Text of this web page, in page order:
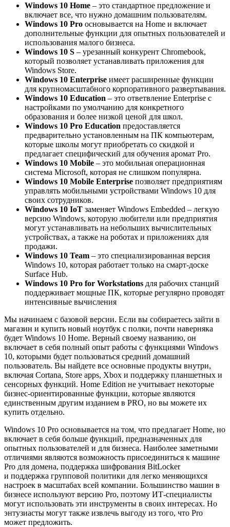
Windows 10 Home – это стандартное предложение и
включает все, что нужно домашним пользователям.
Windows 10 Pro основывается на Home и включает
дополнительные функции для опытных пользователей и
использования малого бизнеса.
Windows 10 S – урезанный конкурент Chromebook,
который позволяет устанавливать приложения для
Windows Store.
Windows 10 Enterprise имеет расширенные функции
для крупномасштабного корпоративного развертывания.
Windows 10 Education – это ответвление Enterprise с
настройками по умолчанию для конкретного
образования и более низкой ценой для школ.
Windows 10 Pro Education предоставляется
предварительно установленным на ПК компьютерам,
которые школы могут приобретать со скидкой и
предлагает специфический для обучения аромат Pro.
Windows 10 Mobile – это мобильная операционная
система Microsoft, которая не слишком популярна.
Windows 10 Mobile Enterprise позволяет предприятиям
управлять мобильными устройствами Windows 10 для
своих сотрудников.
Windows 10 IoT заменяет Windows Embedded – легкую
версию Windows, которую любители или предприятия
могут устанавливать на небольших вычислительных
устройствах, а также на роботах и ​​приложениях для
продажи.
Windows 10 Team – это специализированная версия
Windows 10, которая работает только на смарт-доске
Surface Hub.
Windows 10 Pro for Workstations для рабочих станций
поддерживает мощные ПК, которые регулярно проводят
интенсивные вычисления
Мы начинаем с базовой версии. Если вы собираетесь зайти в
магазин и купить новый ноутбук с полки, почти наверняка
будет Windows 10 Home. Верный своему названию, он
включает в себя полный опыт работы с функциями Windows
10, которыми будет пользоваться средний домашний
пользователь. Вы найдете все основные продукты внутри,
включая Cortana, Store apps, Xbox и поддержку планшетных и
сенсорных функций. Home Edition не учитывает некоторые
бизнес-ориентированные функции, которые являются
единственным другим изданием в PRO, но вы можете их
купить отдельно.
Windows 10 Pro основывается на том, что предлагает Home, но
включает в себя больше функций, предназначенных для
опытных пользователей и для бизнеса. Наиболее заметными
отличиями являются возможность присоединиться к машине
Pro для домена, поддержка шифрования BitLocker
и поддержка групповой политики для легко меняющихся
настроек в масштабах всей компании. Большинство машин в
бизнесе используют версию Pro, поэтому ИТ-специалисты
могут использовать эти инструменты в своих интересах. Но
энтузиасты могут также извлечь выгоду из того, что Pro
может предложить.